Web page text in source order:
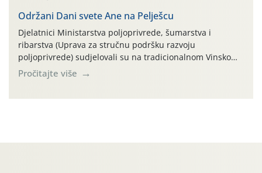
parcela ID 2445031) (središnji dio Međimurske županije).
Održani Dani svete Ane na Pelješcu
Djelatnici Ministarstva poljoprivrede, šumarstva i
ribarstva (Uprava za stručnu podršku razvoju
poljoprivrede) sudjelovali su na tradicionalnom Vinskom
forumu, održanom 24.07.2026. godine u Domu vinarske
tradicije u Putnikovićima na poluotoku Pelješcu, u
Pročitajte više